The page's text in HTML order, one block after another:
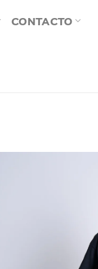
CONTACTO